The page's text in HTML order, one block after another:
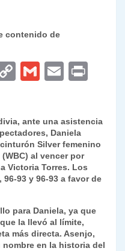
contenido de
Li
C
y
Li
n
k
G
l
E
l
ante una asistencia
Daniela
Silver femenino
al vencer por
Victoria Torres. Los
93 y 96-93 a favor de
para Daniela, ya que
la llevó al límite,
más directa. Asenjo,
en la historia del